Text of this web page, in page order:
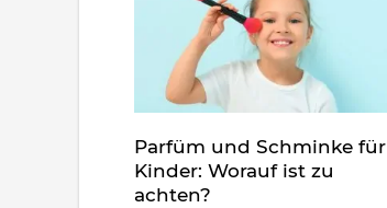
Parfüm und Schminke für
Kinder: Worauf ist zu
achten?